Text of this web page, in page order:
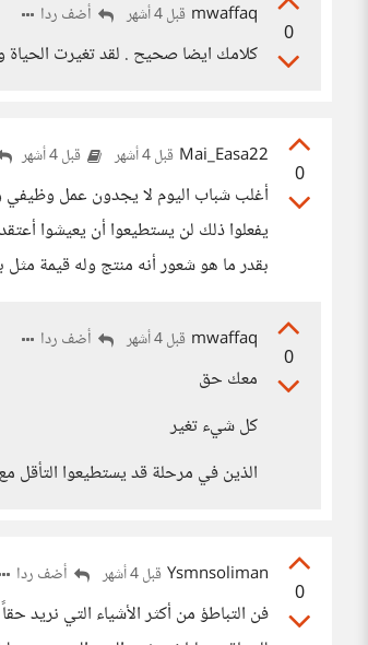
0
mwaffaq قبل 4 أشهر أضف ردا
كلامك ايضا صحيح . لقد تغيرت الحياة
0
Mai_Easa22 قبل 4 أشهر قبل 4 أشهر
أغلب شباب اليوم لا يجدون عمل وظيفي
يفعلوا ذلك لن يستطيعوا أن يعيشوا
بقدر ما هو شعور أنه منتج وله قيمة مثل
0
mwaffaq قبل 4 أشهر أضف ردا
معك حق
كل شيء تغير
الذين في مرحلة قد يستطيعوا التأقل
0
Ysmnsoliman قبل 4 أشهر أضف ردا
فن التباطؤ من أكثر الأشياء التي نريد